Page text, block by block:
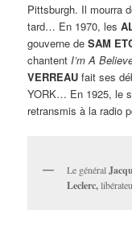
Pittsburgh. Il mourra
tard… En 1970, les
gouverne deSAM
chantent I’m A
VERREAU fait ses
YORK… En 1925, le
retransmis à la radio
Le général
Leclerc,